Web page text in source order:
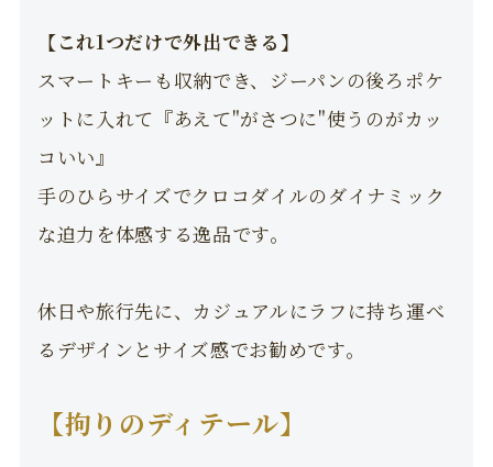
【これ1つだけで外出できる】
スマートキーも収納でき、ジーパンの後ろポケ
ットに入れて『あえて"がさつに"使うのがカッ
コいい』
手のひらサイズでクロコダイルのダイナミック
な迫力を体感する逸品です。
休日や旅行先に、カジュアルにラフに持ち運べ
るデザインとサイズ感でお勧めです。
【拘りのディテール】